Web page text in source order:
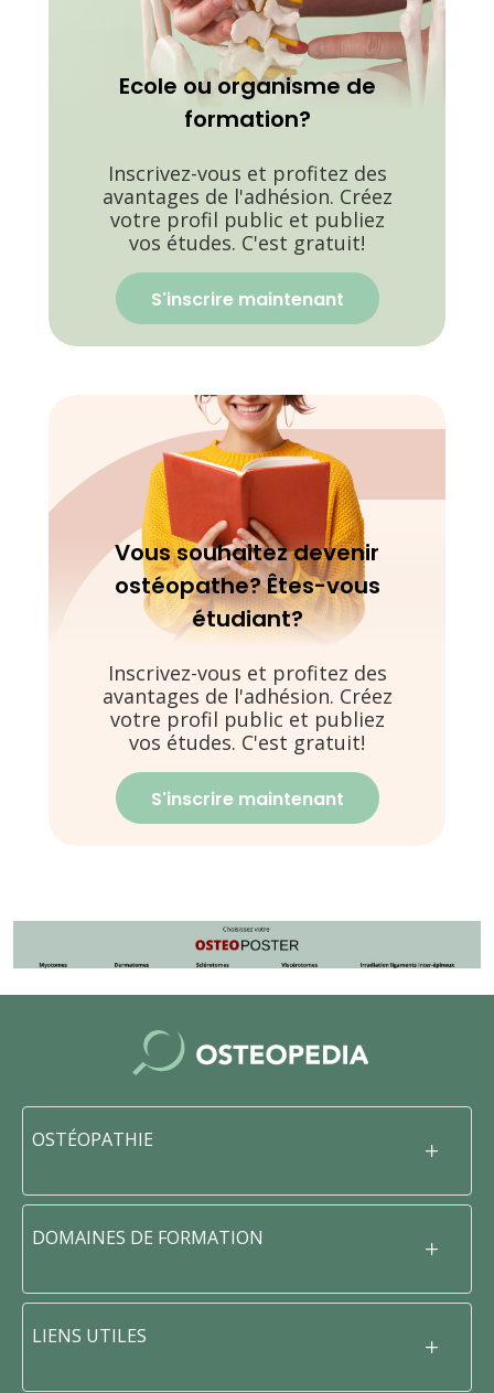
Ecole ou organisme de
formation?
Inscrivez-vous et profitez des
avantages de l'adhésion. Créez
votre profil public et publiez
vos études. C'est gratuit!
S'inscrire maintenant
Vous souhaitez devenir
ostéopathe? Êtes-vous
étudiant?
Inscrivez-vous et profitez des
avantages de l'adhésion. Créez
votre profil public et publiez
vos études. C'est gratuit!
S'inscrire maintenant
OSTÉOPATHIE
DOMAINES DE FORMATION
LIENS UTILES